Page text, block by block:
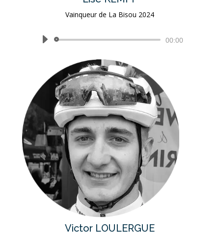
Vainqueur de La Bisou 2024
Lecteur
00:00
Victor LOULERGUE